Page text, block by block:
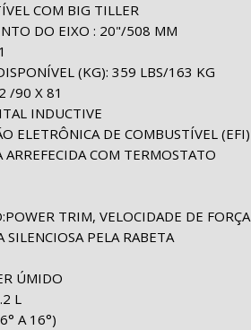
COM BIG TILLER
DO EIXO : 20"/508 MM
(KG): 359 LBS/163 KG
/90 X 81
INDUCTIVE
ELETRÔNICA DE COMBUSTÍVEL (EFI)
ARREFECIDA COM TERMOSTATO
TRIM, VELOCIDADE DE FORÇA
SILENCIOSA PELA RABETA
ÚMIDO
L
A 16°)